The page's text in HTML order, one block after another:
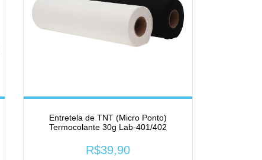
Entretela de TNT (Micro Ponto)
Termocolante 30g Lab-401/402
R$39,90